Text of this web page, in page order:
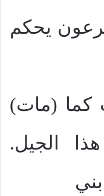
يحكم
مات كما (مات)
الجيل.